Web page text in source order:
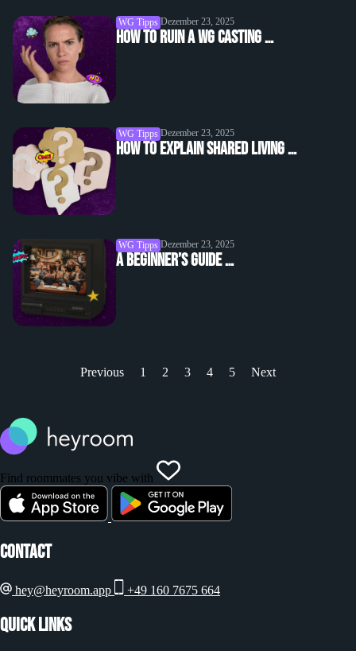
WG Tipps Dezember 23, 2025
How to Ruin a WG Casting …
WG Tipps Dezember 23, 2025
How to Explain Shared Living …
WG Tipps Dezember 23, 2025
A Beginner’s Guide …
Previous 1 2 3 4 5 Next
Find roommates you vibe with
Contact
hey@heyroom.app +49 160 7675 664
Quick Links